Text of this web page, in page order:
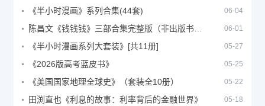
《半小时漫画》系列合集(44套) 06-04
06-01
《半小时漫画系列大套装》[共11册] 05-27
《2026版高考蓝皮书》 05-25
《美国国家地理全球史》（套装全10册） 05-22
田渕直也《利息的故事：利率背后的金融世界》 05-18